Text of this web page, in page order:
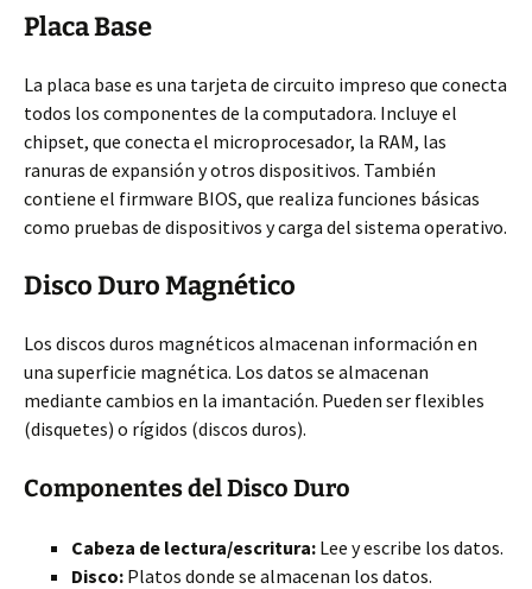
Placa Base
La placa base es una tarjeta de circuito impreso que conecta
todos los componentes de la computadora. Incluye el
chipset, que conecta el microprocesador, la RAM, las
ranuras de expansión y otros dispositivos. También
contiene el firmware BIOS, que realiza funciones básicas
como pruebas de dispositivos y carga del sistema operativo.
Disco Duro Magnético
Los discos duros magnéticos almacenan información en
una superficie magnética. Los datos se almacenan
mediante cambios en la imantación. Pueden ser flexibles
(disquetes) o rígidos (discos duros).
Componentes del Disco Duro
Cabeza de lectura/escritura: Lee y escribe los datos.
Disco: Platos donde se almacenan los datos.